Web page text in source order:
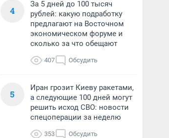
4
За 5 дней до 100 тысяч
рублей: какую подработку
предлагают на Восточном
экономическом форуме и
сколько за что обещают
407 Обсудить
5
Иран грозит Киеву ракетами,
а следующие 100 дней могут
решить исход СВО: новости
спецоперации за неделю
353 Обсудить